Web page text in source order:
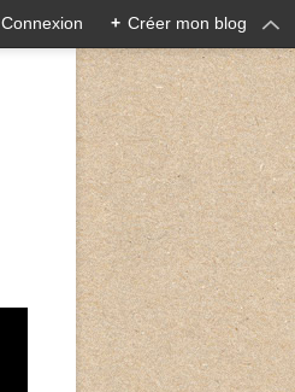
Connexion + Créer mon blog